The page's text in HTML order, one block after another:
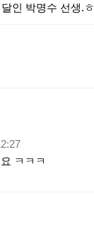
인 박명수 선생.ㅎ
ㅋㅋㅋ